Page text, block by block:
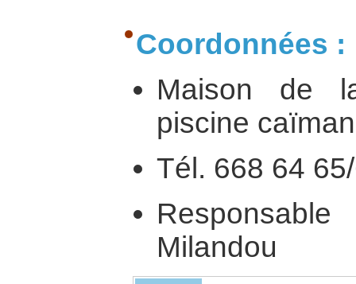
Coordonnées :
Maison de
piscine
Tél. 668 64
Milandou